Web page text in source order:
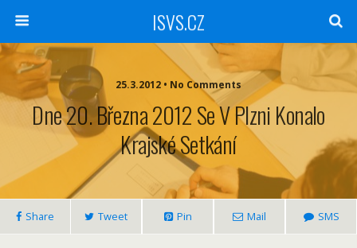
ISVS.CZ
25.3.2012 • No Comments
Dne 20. Března 2012 Se V Plzni Konalo
Krajské Setkání
Share Tweet Pin Mail SMS